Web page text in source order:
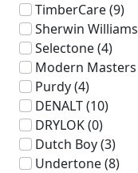
TimberCare(9)
Sherwin Williams
Selectone(4)
Modern Masters
Purdy(4)
DENALT(10)
DRYLOK(0)
Dutch Boy(3)
Undertone(8)